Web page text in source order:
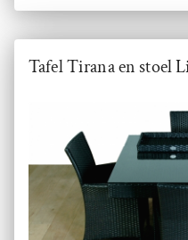
Tafel Tirana en stoel